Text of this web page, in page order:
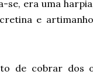
se, era uma
e
de cobrar dos